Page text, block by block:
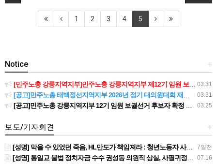
1 2 3 4 5
+
Notice
03.31
[민주노총 강릉지역지부]민주노총 강릉지역지부 제12기 임원 보궐선거결과 공고
03.31
[공고]민주노총 태백정선지역지부 2026년 정기 대의원대회 재소집 건
03.25
[공고]민주노총 강릉지역지부 12기 임원 보궐선거 후보자 확정 공고
+
보도/기자회견
7일전
[성명] 막을 수 있었던 죽음, HL만도가 책임져라 : 청년노동자 사망사고의 철저한 진상규명과 재발방지 대책 마련하라
07.16
[성명] 통일교 불법 정치자금 수수 권성동 의원직 상실, 사필귀정이다